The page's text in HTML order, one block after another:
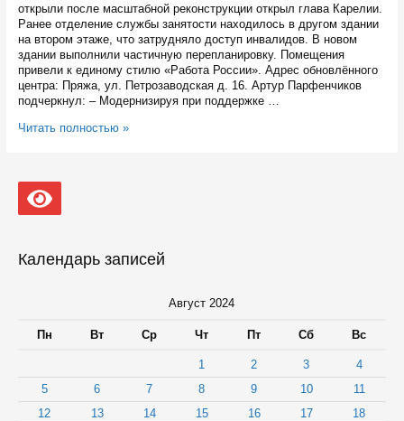
открыли после масштабной реконструкции открыл глава Карелии.
Ранее отделение службы занятости находилось в другом здании
на втором этаже, что затрудняло доступ инвалидов. В новом
здании выполнили частичную перепланировку. Помещения
привели к единому стилю «Работа России». Адрес обновлённого
центра: Пряжа, ул. Петрозаводская д. 16. Артур Парфенчиков
подчеркнул: – Модернизируя при поддержке …
Пряжинцы
одном
месте
занятости
Читать полностью »
Календарь записей
Август 2024
Пн Вт Ср Чт Пт Сб Вс
1 2 3
4
5
6 7 8 9 10
11
12
13 14 15 16 17
18